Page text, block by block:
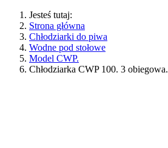
Jesteś tutaj:
Strona główna
Chłodziarki do piwa
Wodne pod stołowe
Model CWP.
Chłodziarka CWP 100. 3 obiegowa.